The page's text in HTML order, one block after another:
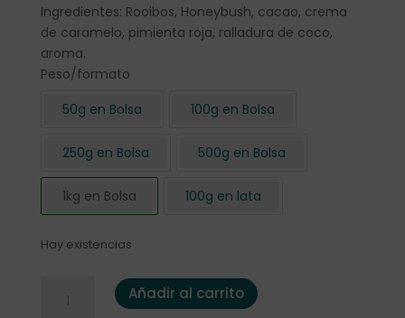
Ingredientes: Rooibos, Honeybush, cacao, crema
de caramelo, pimienta roja, ralladura de coco,
aroma.
Peso/formato
50g en Bolsa
100g en Bolsa
250g en Bolsa 500g en Bolsa
1kg en Bolsa 100g en lata
Hay existencias
*Rooibos Rojo Chocolate y Caramelo" 1 Kg. cantidad
Añadir al carrito